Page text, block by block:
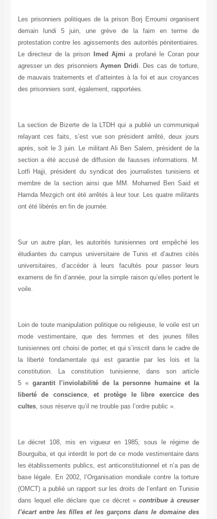
Les prisonniers politiques de la prison Borj Erroumi organisent
demain lundi 5 juin, une grève de la faim en terme de
protestation contre les agissements des autorités pénitentiaires.
Le directeur de la prison Imed Ajmi a profané le Coran pour
agresser un des prisonniersAymen Dridi . Des cas de torture,
de mauvais traitements et d’atteintes à la foi et aux croyances
des prisonniers sont, également, rapportées.
La section de Bizerte de la LTDH qui a publié un communiqué
relayant ces faits, s’est vue son président arrêté, deux jours
après, soit le 3 juin. Le militant Ali Ben Salem, président de la
section a été accusé de diffusion de fausses informations. M.
Lotfi Hajji, président du syndicat des journalistes tunisiens et
membre de la section ainsi que MM. Mohamed Ben Said et
Hamda Mezgich ont été arrêtés à leur tour. Les quatre militants
ont été libérés en fin de journée.
Sur un autre plan, les autorités tunisiennes ont empêché les
étudiantes du campus universitaire de Tunis et d’autres cités
universitaires, d’accéder à leurs facultés pour passer leurs
examens de fin d’année, pour la simple raison qu’elles portent le
voile.
Loin de toute manipulation politique ou religieuse, le voile est un
mode vestimentaire, que des femmes et des jeunes filles
tunisiennes ont choisi de porter, et qui s’inscrit dans le cadre de
la liberté fondamentale qui est garantie par les lois et la
constitution. La constitution tunisienne, dans son article
5 « garantit l’inviolabilité de la personne humaine et la
liberté de conscience,et protège le libre exercice des
cultes, sous réserve qu’il ne trouble pas l’ordre public ».
Le décret 108, mis en vigueur en 1985, sous le régime de
Bourguiba, et qui interdit le port de ce mode vestimentaire dans
les établissements publics, est anticonstitutionnel et n’a pas de
base légale. En 2002, l’Organisation mondiale contre la torture
(OMCT) a publié un rapport sur les droits de l’enfant en Tunisie
dans lequel elle déclare que ce décret «contribue à creuser
l’écart entre les filles et les garçons dans le domaine des